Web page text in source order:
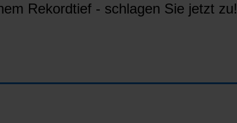
Rekordtief - schlagen Sie jetzt zu!